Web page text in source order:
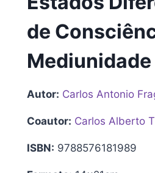
de
Mediunidade
Autor: Carlos Antonio
Coautor: Carlos Alberto
ISBN: 9788576181989